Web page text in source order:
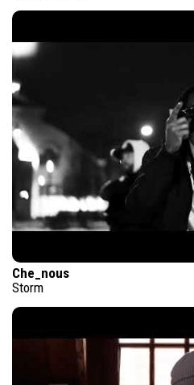
Che_nous
Storm